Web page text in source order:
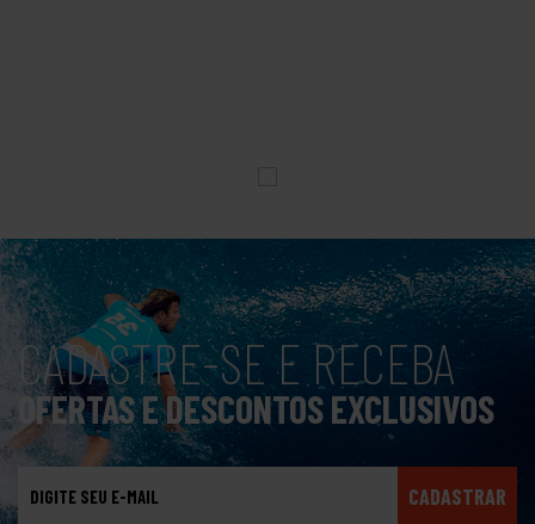
CADASTRE-SE E RECEBA
OFERTAS E DESCONTOS EXCLUSIVOS
CADASTRAR